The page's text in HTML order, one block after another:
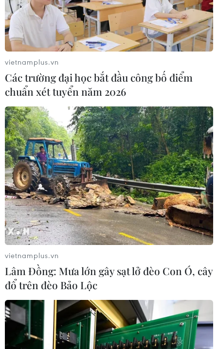
Ghi nhận thêm 2 ca mắc COVID-19 từ Mỹ
trở về, đã cách ly ngay
15/10/2020 11:10
Cả 2 bệnh nhân từ Mỹ nhập cảnh Sân bay quốc tế Vân
Đồn trên chuyến bay VN0001, được cách ly ngay tại khu
cách ly tập trung số 1 tỉnh Hưng Yên.
vietnamplus.vn
Các trường đại học bắt đầu công bố điểm
chuẩn xét tuyển năm 2026
vietnamplus.vn
Lâm Đồng: Mưa lớn gây sạt lở đèo Con Ó, cây
đổ trên đèo Bảo Lộc